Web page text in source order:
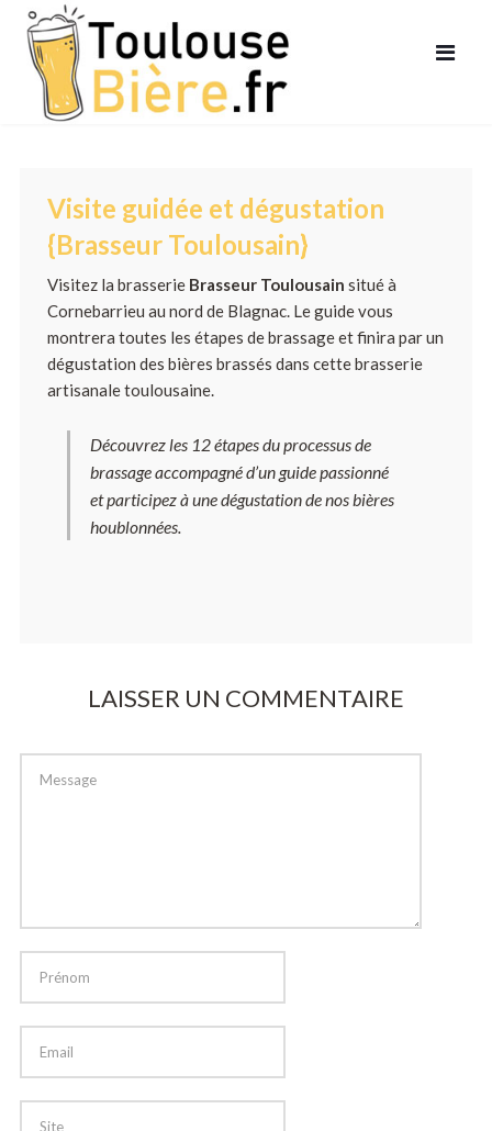
Visite guidée et dégustation
{Brasseur Toulousain}
Visitez la brasserie Brasseur Toulousain situé à
Cornebarrieu au nord de Blagnac. Le guide vous
montrera toutes les étapes de brassage et finira par un
dégustation des bières brassés dans cette brasserie
artisanale toulousaine.
Découvrez les 12 étapes du processus de
brassage accompagné d’un guide passionné
et participez à une dégustation de nos bières
houblonnées.
LAISSER UN COMMENTAIRE